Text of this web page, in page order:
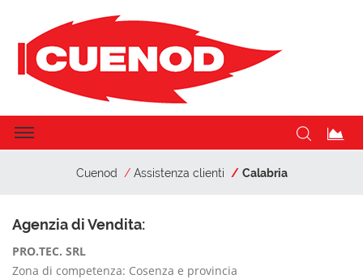
Cuenod Assistenza clienti Calabria
Agenzia di Vendita:
PRO.TEC. SRL
Zona di competenza: Cosenza e provincia